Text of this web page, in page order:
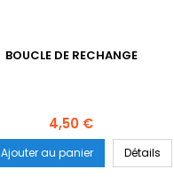
BOUCLE DE RECHANGE
Prix
4,50 €
Ajouter au panier Détails